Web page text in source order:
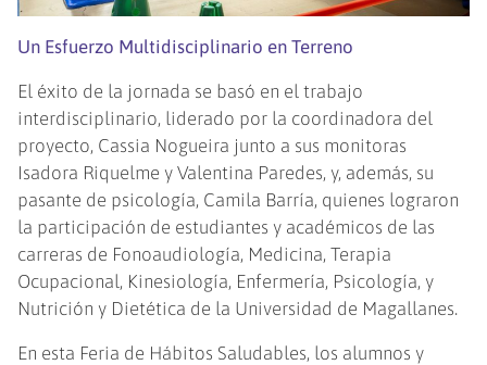
Un Esfuerzo Multidisciplinario en Terreno
El éxito de la jornada se basó en el trabajo
interdisciplinario, liderado por la coordinadora del
proyecto, Cassia Nogueira junto a sus monitoras
Isadora Riquelme y Valentina Paredes, y, además, su
pasante de psicología, Camila Barría, quienes lograron
la participación de estudiantes y académicos de las
carreras de Fonoaudiología, Medicina, Terapia
Ocupacional, Kinesiología, Enfermería, Psicología, y
Nutrición y Dietética de la Universidad de Magallanes.
En esta Feria de Hábitos Saludables, los alumnos y